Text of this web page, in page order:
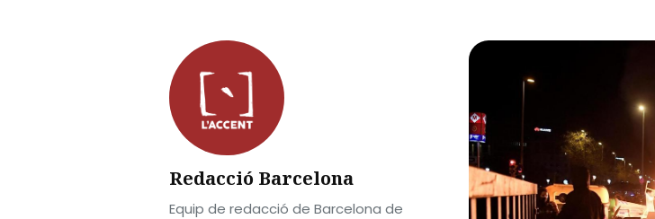
Redacció Barcelona
Equip de redacció de Barcelona de